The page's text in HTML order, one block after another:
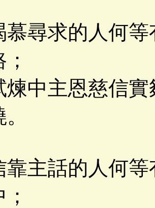
慕尋求的人何
煉中主恩慈信
靠主話的人何